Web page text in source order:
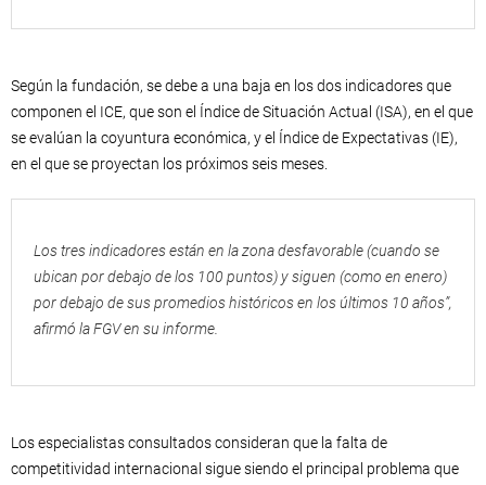
Según la fundación, se debe a una baja en los dos indicadores que
componen el ICE, que son el Índice de Situación Actual (ISA), en el que
se evalúan la coyuntura económica, y el Índice de Expectativas (IE),
en el que se proyectan los próximos seis meses.
Los tres indicadores están en la zona desfavorable (cuando se
ubican por debajo de los 100 puntos) y siguen (como en enero)
por debajo de sus promedios históricos en los últimos 10 años”,
afirmó la FGV en su informe.
Los especialistas consultados consideran que la falta de
competitividad internacional sigue siendo el principal problema que